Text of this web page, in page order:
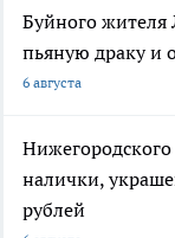
Буйного жителя
пьяную драку и
6 августа
Нижегородского
налички,
рублей